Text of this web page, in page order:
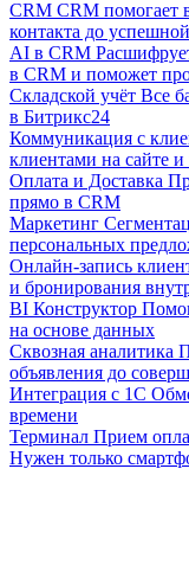
CRM CRM помогает
контакта до
AI в CRM
в CRM и поможет
Складской учёт Все
в Битрикс24
Коммуникация с
клиентами на сайте
Оплата и Доставка
прямо в CRM
Маркетинг
персональных
Онлайн-запись
и бронирования
BI Конструктор
на основе данных
Сквозная аналитика
объявления до
Интеграция с 1С
времени
Терминал Прием
Нужен только